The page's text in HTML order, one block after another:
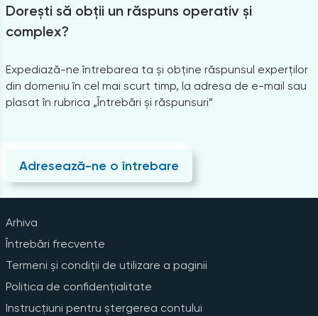
Dorești să obții un răspuns operativ și
complex?
Expediază-ne întrebarea ta și obține răspunsul experților
din domeniu în cel mai scurt timp, la adresa de e-mail sau
plasat în rubrica „Întrebări și răspunsuri”
Adresează-ne o întrebare
Arhiva
Întrebări frecvente
Termeni și condiții de utilizare a paginii
Politica de confidențialitate
Instrucțiuni pentru ștergerea contului